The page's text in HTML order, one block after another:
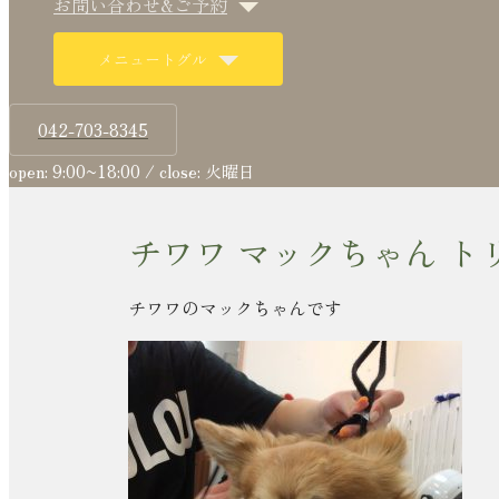
メニュートグル
042-703-8345
open: 9:00~18:00 / close: 火曜日
チワワ マックちゃん ト
チワワのマックちゃんです